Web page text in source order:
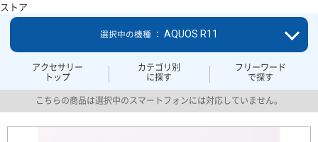
ストア
アクセサリー
トップ
カテゴリ別
に探す
フリーワード
で探す
選択中の機種 ： AQUOS R11
こちらの商品は選択中のスマートフォンには対応していません。